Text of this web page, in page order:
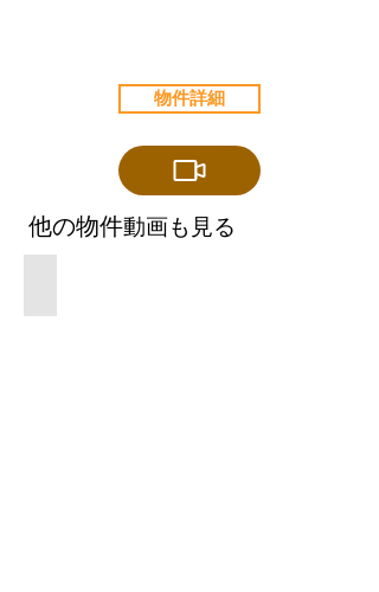
物件詳細
​他の物件動画も見る